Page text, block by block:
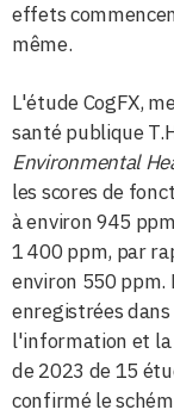
effets
même.
L'étude CogFX,
santé publique
Environmental
les scores de
à environ 945
1 400 ppm, par
environ 550 ppm.
enregistrées
l'information et la
de 2023 de 15
confirmé le